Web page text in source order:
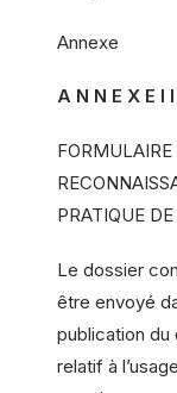
Annexe
A N N E X E I I
PRATIQUE
Le dossier
être envoyé
publication du
relatif à